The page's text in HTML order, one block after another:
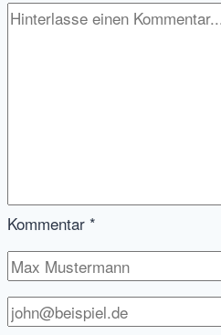
Kommentar *